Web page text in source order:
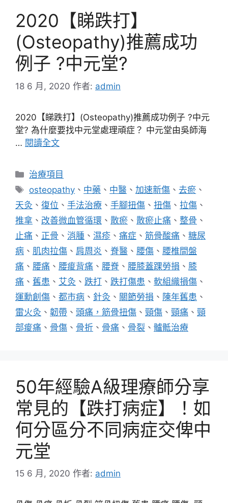
2020【睇跌打】
(Osteopathy)推薦成功
例子 ?中元堂?
18 6 月, 2020 作者: admin
2020【睇跌打】(Osteopathy)推薦成功例子 ?中元
堂? 為什麼要找中元堂處理頑症？ 中元堂由吳師海
… 閱讀全文
分
治療項目
標
籤
osteopathy 、 中藥 、 中醫 、加速新傷 、去瘀 、
天灸 、 復位 、 手法治療 、 手腳扭傷 、 扭傷 、 拉傷 、
推拿 、 改善微血管循環 、 散瘀 、 散瘀止痛 、 整骨 、
止痛 、 正骨 、 消腫 、 濕疹 、 痛症 、 筋骨酸痛 、 糖尿
病 、 肌肉拉傷 、 肩周炎 、 脊醫 、 腰傷 、 腰椎間盤
痛 、 腰痛 、 腰痠背痛 、 腰脊 、 腰膝蓋踝勞損 、 膝
痛 、 舊患 、 艾灸 、 跌打 、 跌打傷患 、 軟組織損傷 、
運勳創傷 、 都市病 、 針灸 、 關節勞損 、 陳年舊患 、
雷火灸 、 韌帶 、 頭痛，筋骨扭傷 、 頸傷 、 頸痛 、 頸
部痠痛 、 骨傷 、 骨折 、 骨痛 、 骨裂 、 髗骶治療
50年經驗A級理療師分享
常見的【跌打病症】！如
何分區分不同病症交俾中
元堂
15 6 月, 2020 作者: admin